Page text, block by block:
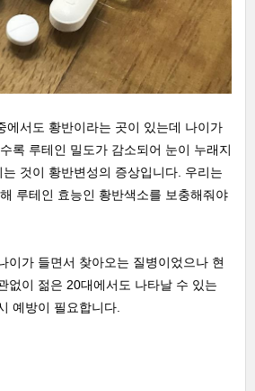
에서도 황반이라는 곳이 있는데 나이가
록 루테인 밀도가 감소되어 눈이 누래지
것이 황반변성의 증상입니다. 우리는
루테인 효능인 황반색소를 보충해줘야
이가 들면서 찾아오는 질병이었으나 현
없이 젊은 20대에서도 나타날 수 있는
예방이 필요합니다.